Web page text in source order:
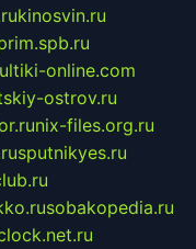
kinosvin.ru
online.com
ostrov.ru
nix-files.org.ru
sputnikyes.ru
sobakopedia.ru